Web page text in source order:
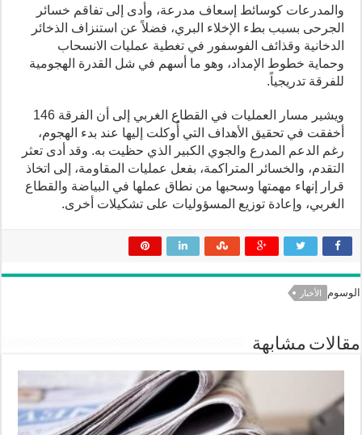
والمدرعات كوسائط إسعاف مدرعة، وأدى إلى تفاقم خسائر
الجرحى بسبب بطء الإخلاء البري، فضلاً عن استنزاف الذخائر
الدخانية وقذائف الفوسفور في تغطية عمليات الانسحاب
وحماية خطوط الإمداد، وهو ما أسهم في شل القدرة الهجومية
للفرقة تدريجياً.
ويشير مسار العمليات في القطاع الغربي إلى أن الفرقة 146
أخفقت في تحقيق الأهداف التي أُوكلت إليها عند بدء الهجوم،
رغم الدعم المدرع والجوي الكبير الذي حظيت به. وقد أدى تعثر
التقدم، والخسائر المتراكمة، بفعل عمليات المقاومة، إلى اتخاذ
قرار إنهاء مهمتها وسحبها من نطاق عملها في البياضة والقطاع
الغربي، وإعادة توزيع المسؤوليات على تشكيلات أخرى.
الوسوم الأخبار
مقالات مشابهة